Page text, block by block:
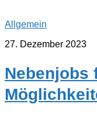
Allgemein
27. Dezember 2023
Nebenjobs